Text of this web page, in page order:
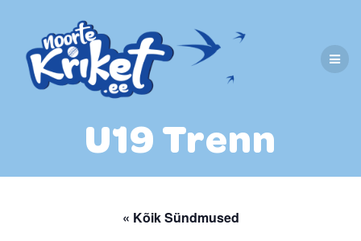
content
U19 Trenn
« Kõik Sündmused